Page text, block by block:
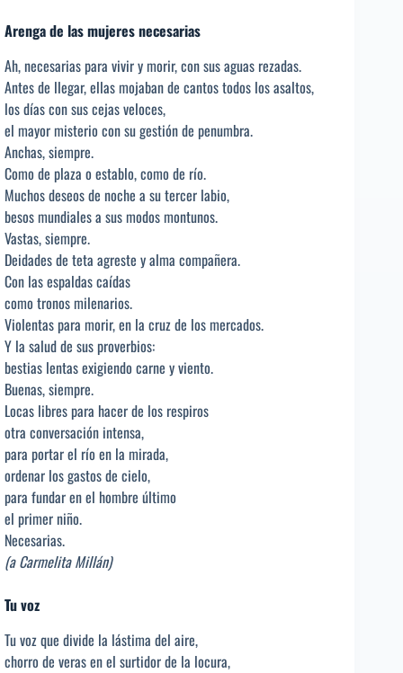
Arenga de las mujeres necesarias
Ah, necesarias para vivir y morir, con sus aguas rezadas.
Antes de llegar, ellas mojaban de cantos todos los asaltos,
los días con sus cejas veloces,
el mayor misterio con su gestión de penumbra.
Anchas, siempre.
Como de plaza o establo, como de río.
Muchos deseos de noche a su tercer labio,
besos mundiales a sus modos montunos.
Vastas, siempre.
Deidades de teta agreste y alma compañera.
Con las espaldas caídas
como tronos milenarios.
Violentas para morir, en la cruz de los mercados.
Y la salud de sus proverbios:
bestias lentas exigiendo carne y viento.
Buenas, siempre.
Locas libres para hacer de los respiros
otra conversación intensa,
para portar el río en la mirada,
ordenar los gastos de cielo,
para fundar en el hombre último
el primer niño.
Necesarias.
(a Carmelita Millán)
Tu voz
Tu voz que divide la lástima del aire,
chorro de veras en el surtidor de la locura,